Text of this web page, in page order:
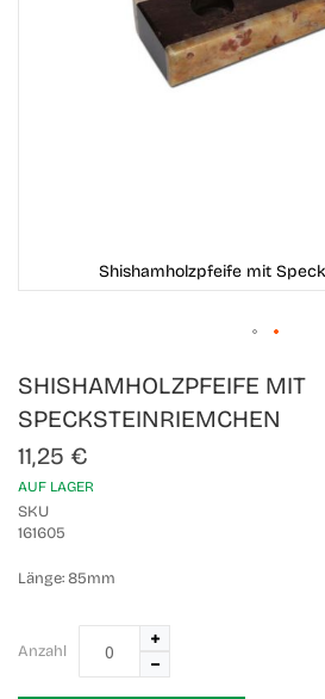
SHISHAMHOLZPFEIFE MIT
SPECKSTEINRIEMCHEN
11,25 €
AUF LAGER
SKU
161605
Länge:85mm
Anzahl
Shishamholzpfeife mit
to
beginning
of
the
images
gallery